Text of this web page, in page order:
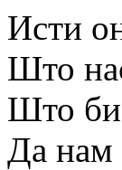
Исти
Што
Што би
Да нам